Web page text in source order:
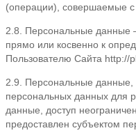
(операции), совершаемые
2.8. Персональные
прямо или косвенно к
Пользователю Сайта http://
2.9. Персональные
персональных данных для
данные, доступ
предоставлен субъектом